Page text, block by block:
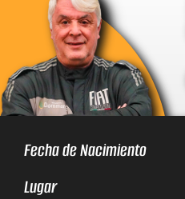
Fecha de Nacimiento
Lugar